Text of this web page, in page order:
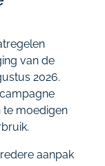
van de
2026.
te moedigen
aanpak